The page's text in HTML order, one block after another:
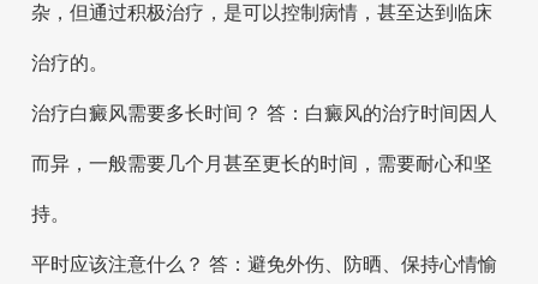
杂，但通过积极治疗，是可以控制病情，甚至达到临床
治疗的。
治疗白癜风需要多长时间？ 答：白癜风的治疗时间因人
而异，一般需要几个月甚至更长的时间，需要耐心和坚
持。
平时应该注意什么？ 答：避免外伤、防晒、保持心情愉